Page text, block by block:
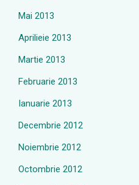
Mai 2013
Aprilieie 2013
Martie 2013
Februarie 2013
Ianuarie 2013
Decembrie 2012
Noiembrie 2012
Octombrie 2012